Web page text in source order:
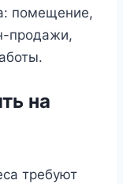
помещение,
продажи,
на
требуют